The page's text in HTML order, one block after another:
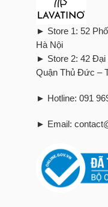
► Store 1: 52
Hà Nội
► Store 2: 42 Đại
Quận Thủ Đức –
► Hotline: 091
► Email: